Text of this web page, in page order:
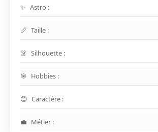
Astro :
Taille :
Silhouette :
Hobbies :
Caractère :
Métier :